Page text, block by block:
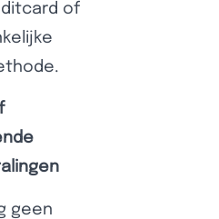
of
geen